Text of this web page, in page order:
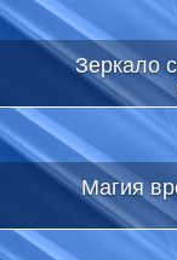
Зеркало
Магия